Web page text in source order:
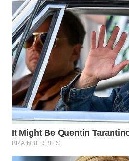
WN
BEKASI
WN
BOGOR
WN
DEPOK
WN
TAPANULI
UTARA